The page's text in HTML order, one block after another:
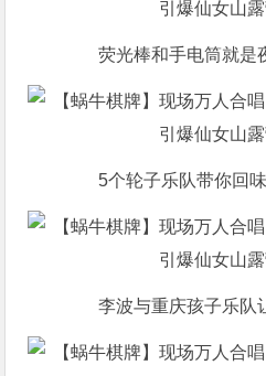
荧光棒和手电筒就是夜
5个轮子乐队带你回
李波与重庆孩子乐队